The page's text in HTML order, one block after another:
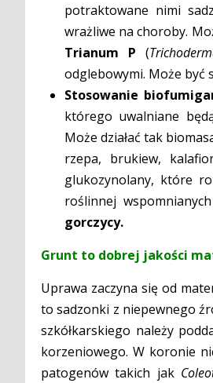
potraktowane nimi
wrażliwe na choroby.
Trianum P (
odglebowymi. Może być
Stosowanie
którego uwalniane
Może działać tak
rzepa, brukiew,
glukozynolany, które
roślinnej
gorczycy.
Grunt to dobrej jakości
Uprawa zaczyna się od
to sadzonki z niepewnego
szkółkarskiego należy
korzeniowego. W koronie
patogenów takich jak